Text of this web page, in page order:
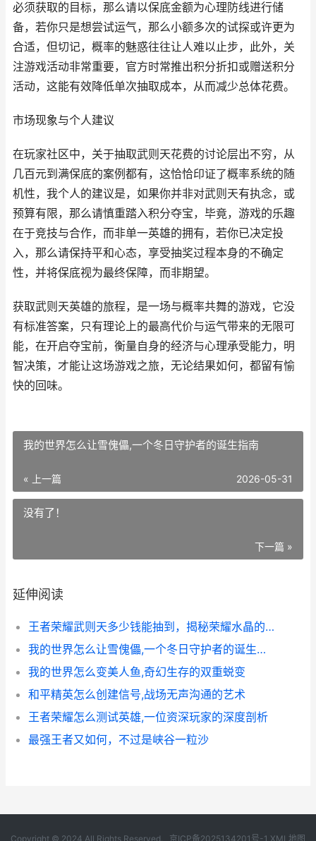
必须获取的目标，那么请以保底金额为心理防线进行储
备，若你只是想尝试运气，那么小额多次的试探或许更为
合适，但切记，概率的魅惑往往让人难以止步，此外，关
注游戏活动非常重要，官方时常推出积分折扣或赠送积分
活动，这能有效降低单次抽取成本，从而减少总体花费。
市场现象与个人建议
在玩家社区中，关于抽取武则天花费的讨论层出不穷，从
几百元到满保底的案例都有，这恰恰印证了概率系统的随
机性，我个人的建议是，如果你并非对武则天有执念，或
预算有限，那么请慎重踏入积分夺宝，毕竟，游戏的乐趣
在于竞技与合作，而非单一英雄的拥有，若你已决定投
入，那么请保持平和心态，享受抽奖过程本身的不确定
性，并将保底视为最终保障，而非期望。
获取武则天英雄的旅程，是一场与概率共舞的游戏，它没
有标准答案，只有理论上的最高代价与运气带来的无限可
能，在开启夺宝前，衡量自身的经济与心理承受能力，明
智决策，才能让这场游戏之旅，无论结果如何，都留有愉
快的回味。
我的世界怎么让雪傀儡,一个冬日守护者的诞生指南
« 上一篇 2026-05-31
没有了！
下一篇 »
延伸阅读
王者荣耀武则天多少钱能抽到，揭秘荣耀水晶的获取代价
我的世界怎么让雪傀儡,一个冬日守护者的诞生指南
我的世界怎么变美人鱼,奇幻生存的双重蜕变
和平精英怎么创建信号,战场无声沟通的艺术
王者荣耀怎么测试英雄,一位资深玩家的深度剖析
最强王者又如何，不过是峡谷一粒沙
Copyright © 2024 All Rights Reserved. 京ICP备2025134201号-1 XML地图